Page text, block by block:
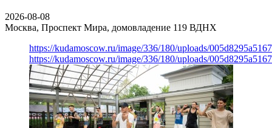
2026-08-08
Москва, Проспект Мира, домовладение 119 ВДНХ
https://kudamoscow.ru/image/336/180/uploads/
https://kudamoscow.ru/image/336/180/uploads/